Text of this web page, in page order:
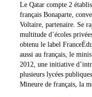
Le Qatar compte 2
français Bonaparte,
Voltaire, partenaire. Se
multitude d’écoles
obtenu le label
aussi au français, le
2012, une initiative
plusieurs lycées
Mineure de français, la